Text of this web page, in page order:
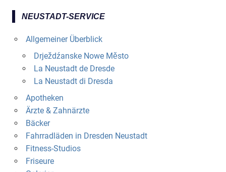
NEUSTADT-SERVICE
Allgemeiner Überblick
Drježdźanske Nowe Město
La Neustadt de Dresde
La Neustadt di Dresda
Apotheken
Ärzte & Zahnärzte
Bäcker
Fahrradläden in Dresden Neustadt
Fitness-Studios
Friseure